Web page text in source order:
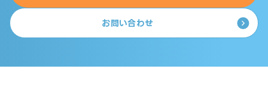
お問い合わせ